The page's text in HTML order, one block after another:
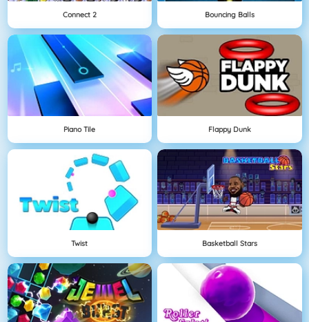
Connect 2 Bouncing Balls
Piano Tile Flappy Dunk
Twist Basketball Stars